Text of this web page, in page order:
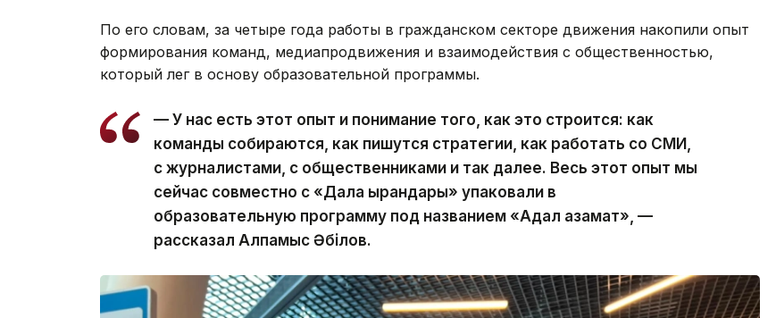
По его словам, за четыре года работы в гражданском секторе движения накопили опыт
формирования команд, медиапродвижения и взаимодействия с общественностью,
который лег в основу образовательной программы.
— У нас есть этот опыт и понимание того, как это строится: как
команды собираются, как пишутся стратегии, как работать со СМИ,
с журналистами, с общественниками и так далее. Весь этот опыт мы
сейчас совместно с «Дала қырандары» упаковали в
образовательную программу под названием «Адал азамат», —
рассказал Алпамыс Әбілов.